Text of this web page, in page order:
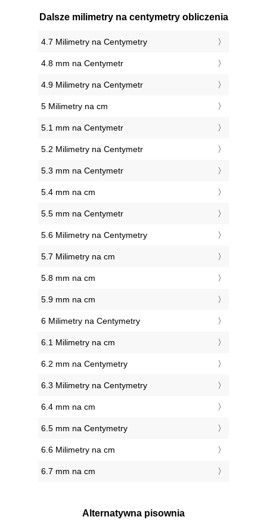
Dalsze milimetry na centymetry obliczenia
4.7 Milimetry na Centymetry
4.8 mm na Centymetr
4.9 Milimetry na Centymetr
5 Milimetry na cm
5.1 mm na Centymetr
5.2 Milimetry na Centymetr
5.3 mm na Centymetr
5.4 mm na cm
5.5 mm na Centymetr
5.6 Milimetry na Centymetry
5.7 Milimetry na cm
5.8 mm na cm
5.9 mm na cm
6 Milimetry na Centymetry
6.1 Milimetry na cm
6.2 mm na Centymetry
6.3 Milimetry na Centymetry
6.4 mm na cm
6.5 mm na Centymetry
6.6 Milimetry na cm
6.7 mm na cm
Alternatywna pisownia